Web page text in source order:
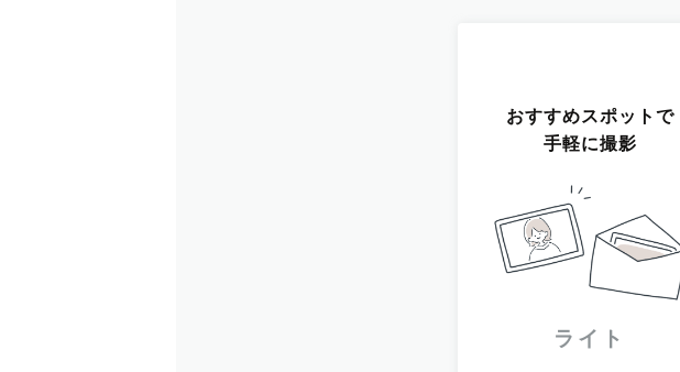
おすすめスポットで
手軽に撮影
ライト